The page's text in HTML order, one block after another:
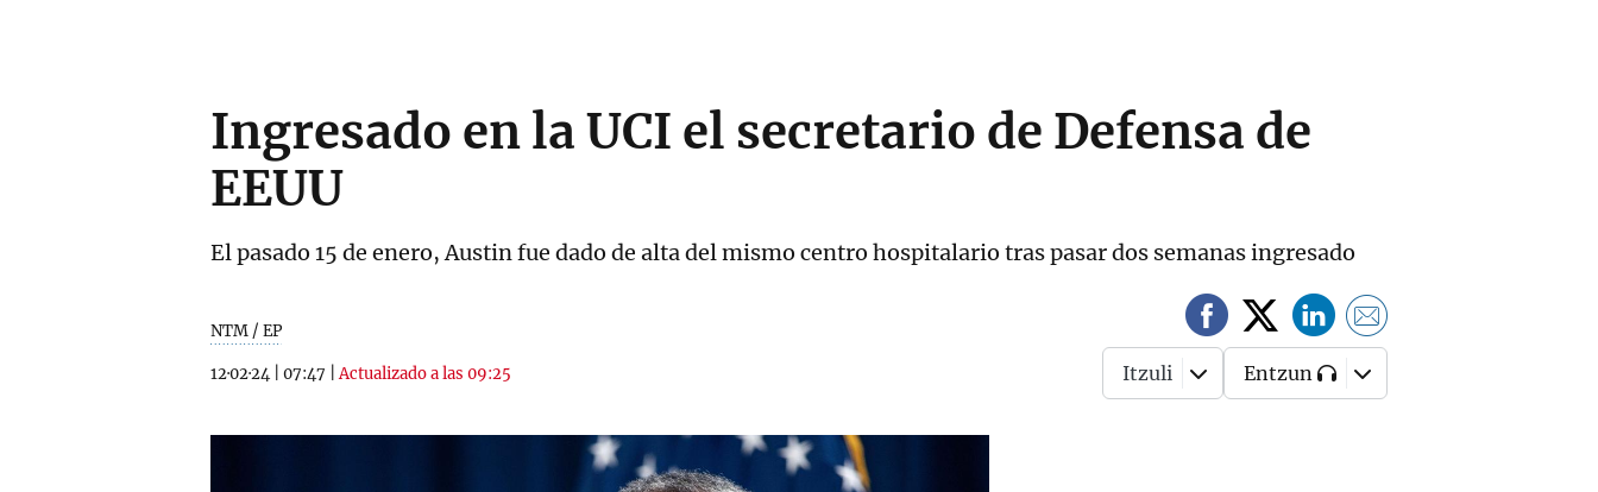
Ingresado en la UCI el secretario de Defensa de
EEUU
El pasado 15 de enero, Austin fue dado de alta del mismo centro hospitalario tras pasar dos semanas ingresado
NTM / EP
12·02·24 07:47 |Actualizado a las 09:25 Itzuli Entzun